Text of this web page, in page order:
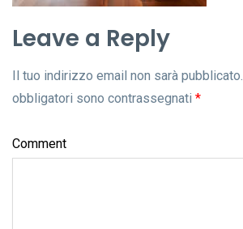
Leave a Reply
Il tuo indirizzo email non sarà pubblicato.
obbligatori sono contrassegnati *
Comment